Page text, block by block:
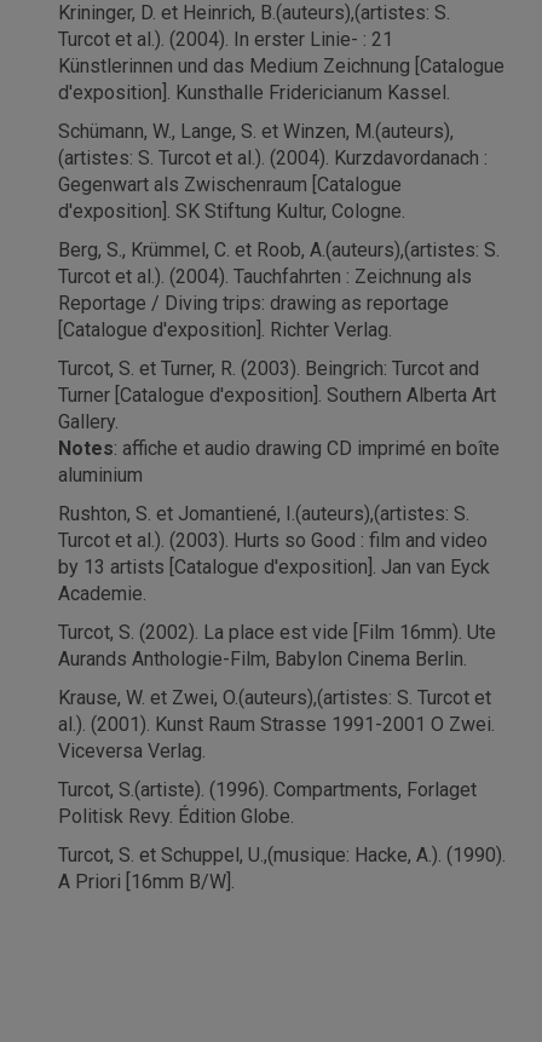
Krininger, D. et Heinrich, B.(auteurs),(artistes: S.
Turcot et al.). (2004). In erster Linie- : 21
Künstlerinnen und das Medium Zeichnung [Catalogue
d'exposition]. Kunsthalle Fridericianum Kassel.
Schümann, W., Lange, S. et Winzen, M.(auteurs),
(artistes: S. Turcot et al.). (2004). Kurzdavordanach :
Gegenwart als Zwischenraum [Catalogue
d'exposition]. SK Stiftung Kultur, Cologne.
Berg, S., Krümmel, C. et Roob, A.(auteurs),(artistes: S.
Turcot et al.). (2004). Tauchfahrten : Zeichnung als
Reportage / Diving trips: drawing as reportage
[Catalogue d'exposition]. Richter Verlag.
Turcot, S. et Turner, R. (2003). Beingrich: Turcot and
Turner [Catalogue d'exposition]. Southern Alberta Art
Gallery.
Notes: affiche et audio drawing CD imprimé en boîte
aluminium
Rushton, S. et Jomantiené, I.(auteurs),(artistes: S.
Turcot et al.). (2003). Hurts so Good : film and video
by 13 artists [Catalogue d'exposition]. Jan van Eyck
Academie.
Turcot, S. (2002). La place est vide [Film 16mm). Ute
Aurands Anthologie-Film, Babylon Cinema Berlin.
Krause, W. et Zwei, O.(auteurs),(artistes: S. Turcot et
al.). (2001). Kunst Raum Strasse 1991-2001 O Zwei.
Viceversa Verlag.
Turcot, S.(artiste). (1996). Compartments, Forlaget
Politisk Revy. Édition Globe.
Turcot, S. et Schuppel, U.,(musique: Hacke, A.). (1990).
A Priori [16mm B/W].